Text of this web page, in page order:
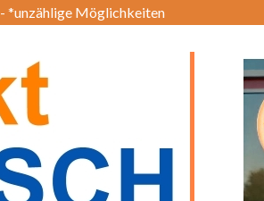
*unzählige Möglichkeiten